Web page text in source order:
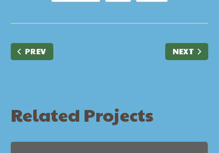
PREV NEXT
Related Projects